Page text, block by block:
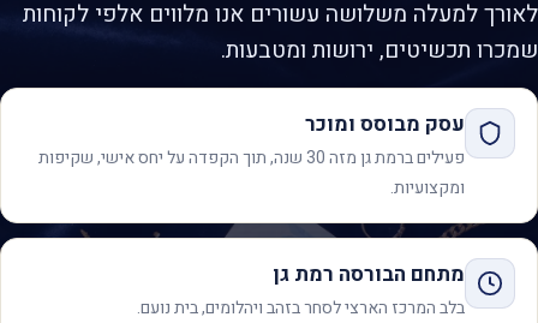
לאורך למעלה משלושה עשורים אנו מלווים אלפי לקוחות
שמכרו תכשיטים, ירושות ומטבעות.
עסק מבוסס ומוכר
פעילים ברמת גן מזה 30 שנה, תוך הקפדה על יחס אישי, שקיפות
ומקצועיות.
מתחם הבורסה רמת גן
בלב המרכז הארצי לסחר בזהב ויהלומים, בית נועם.